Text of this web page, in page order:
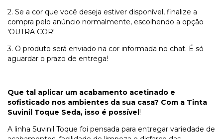
2. Se a cor que você deseja estiver disponível, finalize a
compra pelo anúncio normalmente, escolhendo a opção
'OUTRA COR'.
3. O produto será enviado na cor informada no chat. É só
aguardar o prazo de entrega!
Que tal aplicar um acabamento acetinado e
sofisticado nos ambientes da sua casa? Com a Tinta
Suvinil Toque Seda, isso é possível!
A linha Suvinil Toque foi pensada para entregar variedade de